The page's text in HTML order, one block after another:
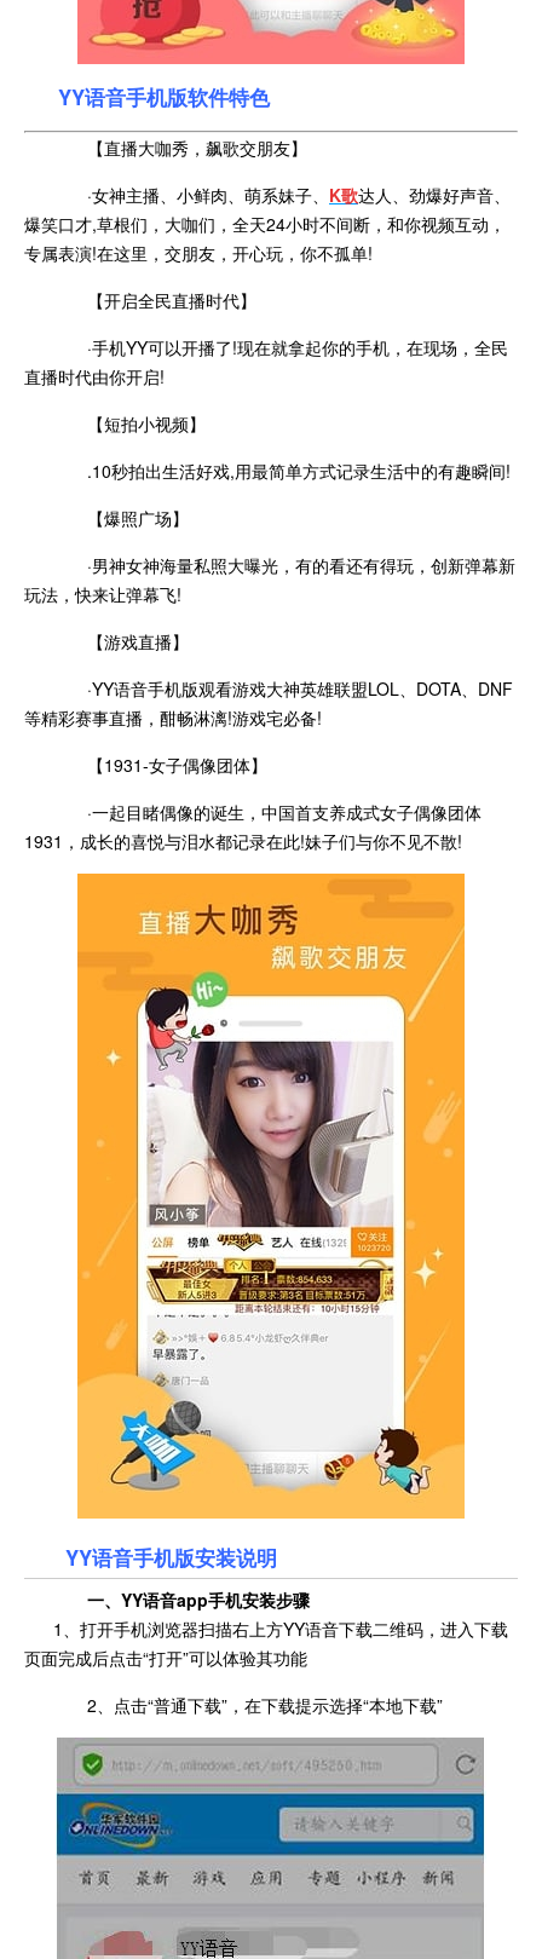
YY语音手机版软件特色
【直播大咖秀，飙歌交朋友】
·女神主播、小鲜肉、萌系妹子、 K歌达人、劲爆好声音、
爆笑口才,草根们，大咖们，全天24小时不间断，和你视频互动，
专属表演!在这里，交朋友，开心玩，你不孤单!
【开启全民直播时代】
·手机YY可以开播了!现在就拿起你的手机，在现场，全民
直播时代由你开启!
【短拍小视频】
.10秒拍出生活好戏,用最简单方式记录生活中的有趣瞬间!
【爆照广场】
·男神女神海量私照大曝光，有的看还有得玩，创新弹幕新
玩法，快来让弹幕飞!
【游戏直播】
·YY语音手机版观看游戏大神英雄联盟LOL、DOTA、DNF
等精彩赛事直播，酣畅淋漓!游戏宅必备!
【1931-女子偶像团体】
·一起目睹偶像的诞生，中国首支养成式女子偶像团体
1931，成长的喜悦与泪水都记录在此!妹子们与你不见不散!
YY语音手机版安装说明
一、YY语音app手机安装步骤
1、打开手机浏览器扫描右上方YY语音下载二维码，进入下载
页面完成后点击“打开”可以体验其功能
2、点击“普通下载”，在下载提示选择“本地下载”